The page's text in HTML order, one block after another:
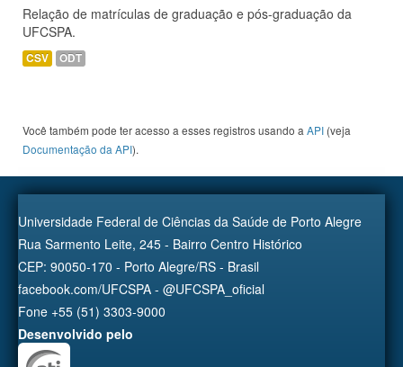
Relação de matrículas de graduação e pós-graduação da
UFCSPA.
CSV ODT
Você também pode ter acesso a esses registros usando a API (veja
Documentação da API).
Universidade Federal de Ciências da Saúde de Porto Alegre
Rua Sarmento Leite, 245 - Bairro Centro Histórico
CEP: 90050-170 - Porto Alegre/RS - Brasil
facebook.com/UFCSPA - @UFCSPA_oficial
Fone +55 (51) 3303-9000
Desenvolvido pelo